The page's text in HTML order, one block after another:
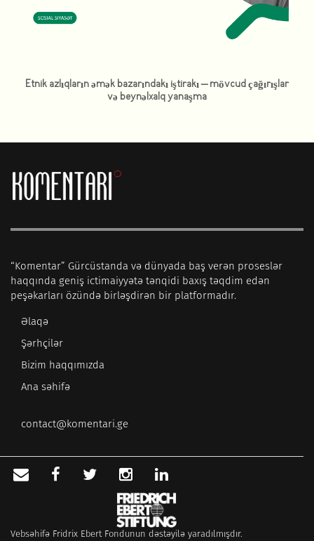
Etnik azlıqların əmək bazarındakı iştirakı – mövcud çağırışlar
və beynəlxalq yanaşma
“Komentar” Gürcüstanda və dünyada baş verən proseslər
haqqında geniş ictimaiyyətə tənqidi baxış təqdim edən
peşəkarları özündə birləşdirən bir platformadır.
Əlaqə
Şərhçilər
Bizim haqqımızda
Ana səhifə
contact@komentari.ge
Vebsəhifə Fridrix Ebert Fondunun dəstəyilə yaradılmışdır.